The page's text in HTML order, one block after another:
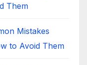
Them
Mistakes
to Avoid Them